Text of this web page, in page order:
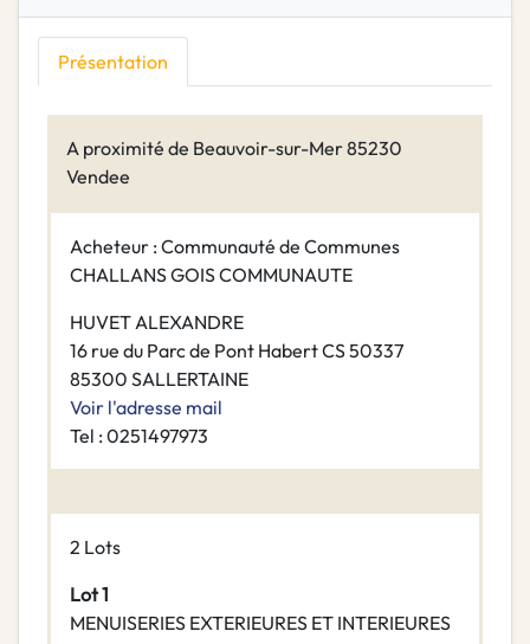
Présentation
A proximité de Beauvoir-sur-Mer 85230
Vendee
Acheteur : Communauté de Communes
CHALLANS GOIS COMMUNAUTE
HUVET ALEXANDRE
16 rue du Parc de Pont Habert CS 50337
85300 SALLERTAINE
Voir l'adresse mail
Tel : 0251497973
2 Lots
Lot 1
MENUISERIES EXTERIEURES ET INTERIEURES